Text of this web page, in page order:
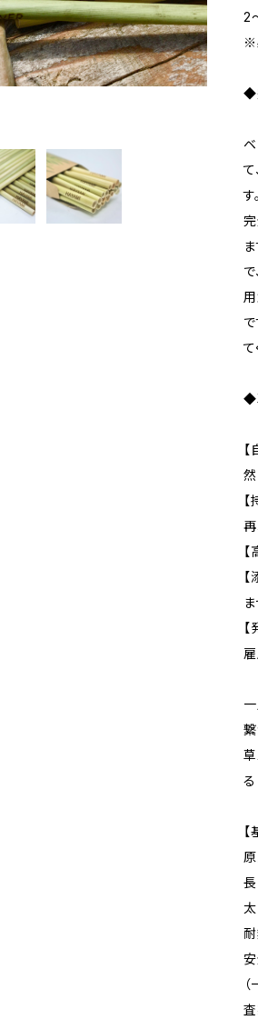
2
※
◆
す。
て
◆
然
再
ま
繋
る
査